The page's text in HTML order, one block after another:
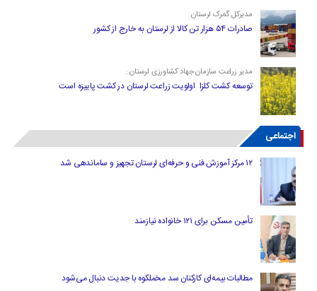
مدیرکل گمرک لرستان
صادرات ۵۴ هزار تن کالا از لرستان به خارج از کشور
مدیر زراعت سازمان جهاد کشاورزی لرستان :
توسعه کشت کلزا اولویت زراعت لرستان در کشت پاییزه است
اجتماعی
۱۲ مرکز آموزش فنی و حرفه‌ای لرستان تجهیز و ساماندهی شد
تأمین مسکن برای ۱۲۱ خانواده نیازمند
مطالبات بیمه‌ای کارکنان سد مخملکوه با جدیت دنبال می‌شود